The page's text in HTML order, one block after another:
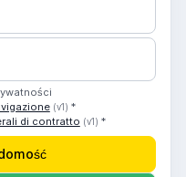
(v1) *
di contratto (v1) *